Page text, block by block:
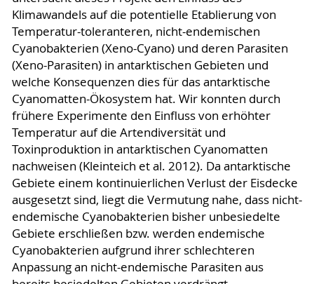
Klimawandels auf die potentielle Etablierung von
Temperatur-toleranteren, nicht-endemischen
Cyanobakterien (Xeno-Cyano) und deren Parasiten
(Xeno-Parasiten) in antarktischen Gebieten und
welche Konsequenzen dies für das antarktische
Cyanomatten-Ökosystem hat. Wir konnten durch
frühere Experimente den Einfluss von erhöhter
Temperatur auf die Artendiversität und
Toxinproduktion in antarktischen Cyanomatten
nachweisen (Kleinteich et al. 2012). Da antarktische
Gebiete einem kontinuierlichen Verlust der Eisdecke
ausgesetzt sind, liegt die Vermutung nahe, dass nicht-
endemische Cyanobakterien bisher unbesiedelte
Gebiete erschließen bzw. werden endemische
Cyanobakterien aufgrund ihrer schlechteren
Anpassung an nicht-endemische Parasiten aus